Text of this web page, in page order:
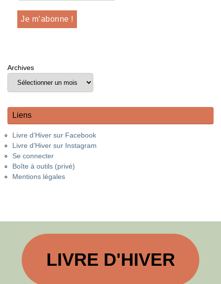
Archives
Liens
Livre d’Hiver sur Facebook
Livre d’Hiver sur Instagram
Se connecter
Boîte à outils (privé)
Mentions légales
LIVRE D'HIVER